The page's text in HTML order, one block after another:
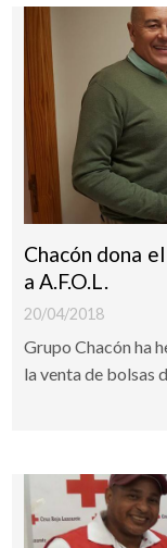
Chacón dona
a A.F.O.L.
20/04/2018
Grupo Chacón ha
la venta de bolsas